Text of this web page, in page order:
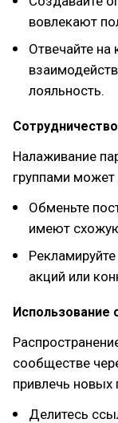
вовлекают
Отвечайте
лояльность.
Налаживание
группами может
Обменьте
имеют
акций или
Использование
сообществе
привлечь новых
Делитесь